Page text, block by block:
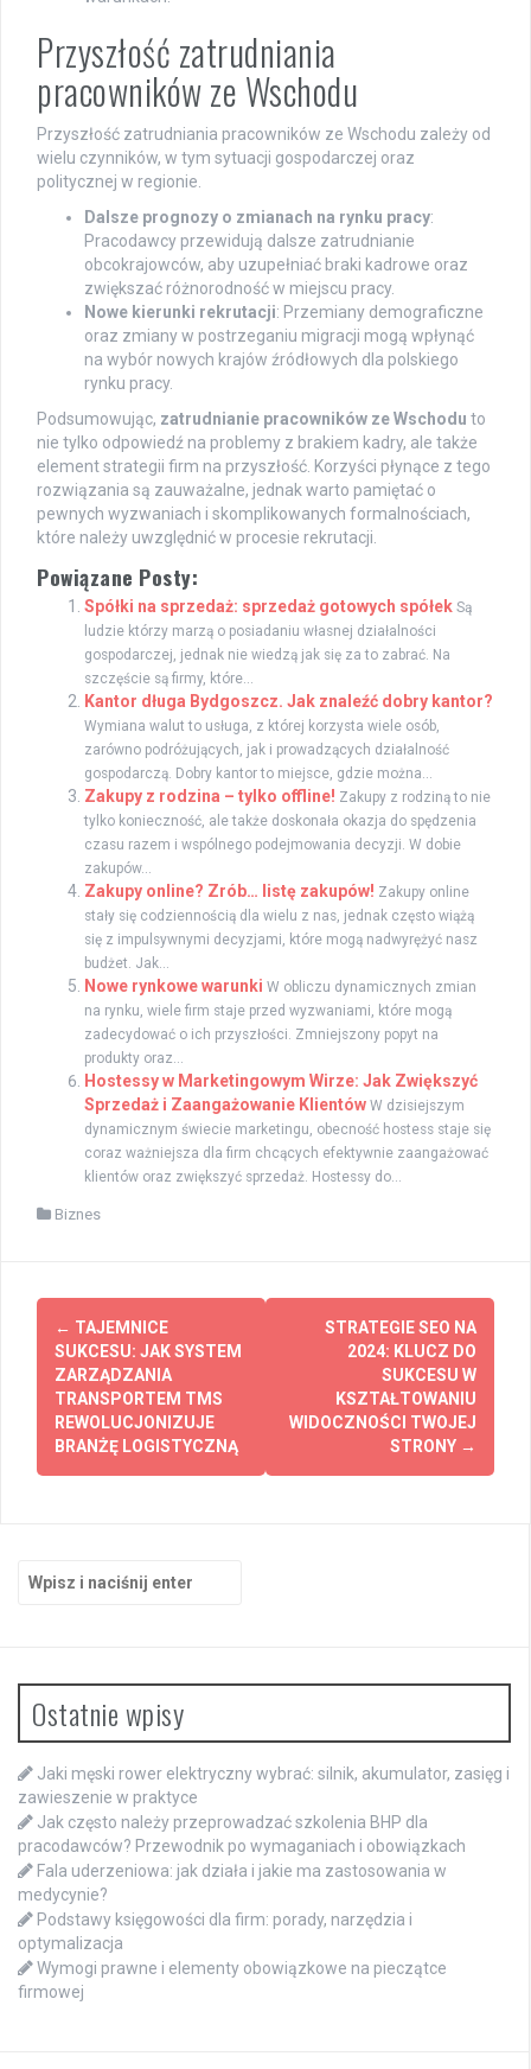
Przyszłość zatrudniania
pracowników ze Wschodu
Przyszłość zatrudniania pracowników ze Wschodu zależy od
wielu czynników, w tym sytuacji gospodarczej oraz
politycznej w regionie.
Dalsze prognozy o zmianach na rynku pracy:
Pracodawcy przewidują dalsze zatrudnianie
obcokrajowców, aby uzupełniać braki kadrowe oraz
zwiększać różnorodność w miejscu pracy.
Nowe kierunki rekrutacji: Przemiany demograficzne
oraz zmiany w postrzeganiu migracji mogą wpłynąć
na wybór nowych krajów źródłowych dla polskiego
rynku pracy.
Podsumowując, zatrudnianie pracowników ze Wschodu to
nie tylko odpowiedź na problemy z brakiem kadry, ale także
element strategii firm na przyszłość. Korzyści płynące z tego
rozwiązania są zauważalne, jednak warto pamiętać o
pewnych wyzwaniach i skomplikowanych formalnościach,
które należy uwzględnić w procesie rekrutacji.
Powiązane Posty:
Spółki na sprzedaż: sprzedaż gotowych spółek Są
ludzie którzy marzą o posiadaniu własnej działalności
gospodarczej, jednak nie wiedzą jak się za to zabrać. Na
szczęście są firmy, które...
Kantor długa Bydgoszcz. Jak znaleźć dobry kantor?
Wymiana walut to usługa, z której korzysta wiele osób,
zarówno podróżujących, jak i prowadzących działalność
gospodarczą. Dobry kantor to miejsce, gdzie można...
Zakupy z rodzina – tylko offline! Zakupy z rodziną to nie
tylko konieczność, ale także doskonała okazja do spędzenia
czasu razem i wspólnego podejmowania decyzji. W dobie
zakupów...
Zakupy online? Zrób… listę zakupów! Zakupy online
stały się codziennością dla wielu z nas, jednak często wiążą
się z impulsywnymi decyzjami, które mogą nadwyrężyć nasz
budżet. Jak...
Nowe rynkowe warunki W obliczu dynamicznych zmian
na rynku, wiele firm staje przed wyzwaniami, które mogą
zadecydować o ich przyszłości. Zmniejszony popyt na
produkty oraz...
Hostessy w Marketingowym Wirze: Jak Zwiększyć
Sprzedaż i Zaangażowanie Klientów W dzisiejszym
dynamicznym świecie marketingu, obecność hostess staje się
coraz ważniejsza dla firm chcących efektywnie zaangażować
klientów oraz zwiększyć sprzedaż. Hostessy do...
Biznes
Zobacz
wpisy
← TAJEMNICE
SUKCESU: JAK SYSTEM
ZARZĄDZANIA
TRANSPORTEM TMS
REWOLUCJONIZUJE
BRANŻĘ LOGISTYCZNĄ
STRATEGIE SEO NA
2024: KLUCZ DO
SUKCESU W
KSZTAŁTOWANIU
WIDOCZNOŚCI TWOJEJ
STRONY →
Szukaj:
Ostatnie wpisy
Jaki męski rower elektryczny wybrać: silnik, akumulator, zasięg i
zawieszenie w praktyce
Jak często należy przeprowadzać szkolenia BHP dla
pracodawców? Przewodnik po wymaganiach i obowiązkach
Fala uderzeniowa: jak działa i jakie ma zastosowania w
medycynie?
Podstawy księgowości dla firm: porady, narzędzia i
optymalizacja
Wymogi prawne i elementy obowiązkowe na pieczątce
firmowej